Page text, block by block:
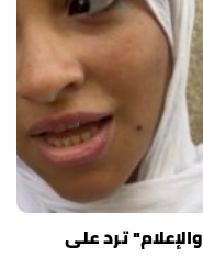
ترد على